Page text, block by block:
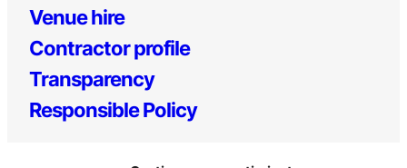
Venue hire
Contractor profile
Transparency
Responsible Policy